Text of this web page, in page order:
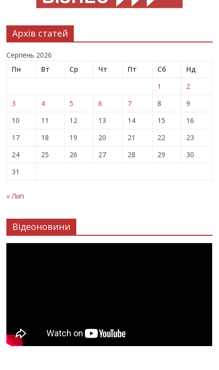
Архів статей
Серпень 2026
Пн
Вт Ср Чт Пт Сб
Нд
1
2
3
4 5 6 7 8
9
10
11 12 13 14 15
16
17
18 19 20 21 22
23
24
25 26 27 28 29
30
31
« Лип
Відеоновини